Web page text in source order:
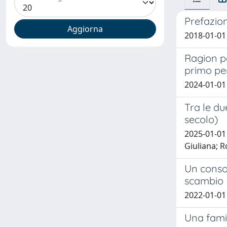
2018-01-
Ragion
primo
2024-01-
Tra le
secolo)
2025-01-
Giuliana;
Un
scambio
2022-01-
Una